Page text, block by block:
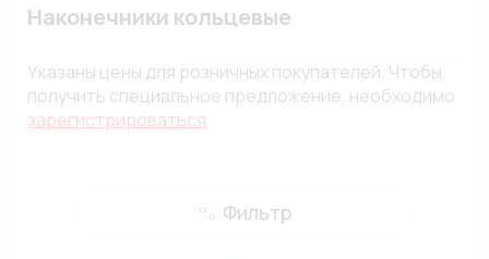
Наконечники кольцевые
Указаны цены для розничных покупателей. Чтобы
получить специальное предложение, необходимо
зарегистрироваться
Фильтр